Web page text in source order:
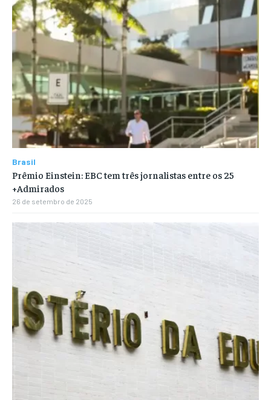
Brasil
Prêmio Einstein: EBC tem três jornalistas entre os 25
+Admirados
26 de setembro de 2025